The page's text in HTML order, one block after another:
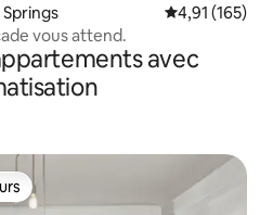
Évaluation
4,91 (165)
Maison paisible avec cascade vous attend.
avec
les plus appréciés